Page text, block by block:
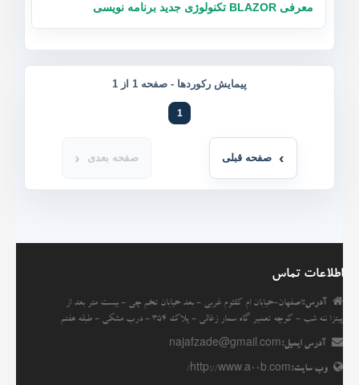
معرفی BLAZOR تکنولوژی جدید برنامه نویسی
صفحه قبلی
پیمایش رکوردها - صفحه 1 از 1
1
صفحه بعدی
اطلاعات تماس
آدرس:اصفهان-خیابان ام کلثوم غربی - بعد خیابان تخم چی - بیست متر بعد از
پیتزا ننه شب - کوچه تعمیر گاه سمار زغالی - پلاک 354 - درب مشکی - طبقه هفتم
آدرس ایمیل:najafzade@gmail.com
وب سایت:http://www.a00b.com/